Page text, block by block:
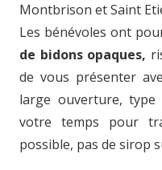
Montbrison et Saint
Les bénévoles ont
de bidons opaques,
de vous présenter
large ouverture, type
votre temps pour
possible, pas de sirop